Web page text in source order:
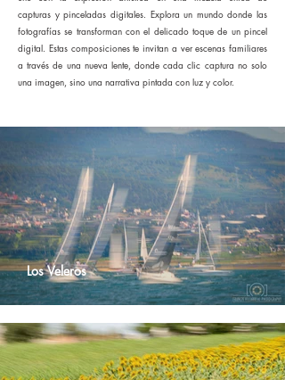
capturas y pinceladas digitales. Explora un mundo donde las
fotografías se transforman con el delicado toque de un pincel
digital. Estas composiciones te invitan a ver escenas familiares
a través de una nueva lente, donde cada clic captura no solo
una imagen, sino una narrativa pintada con luz y color.
Los Veleros